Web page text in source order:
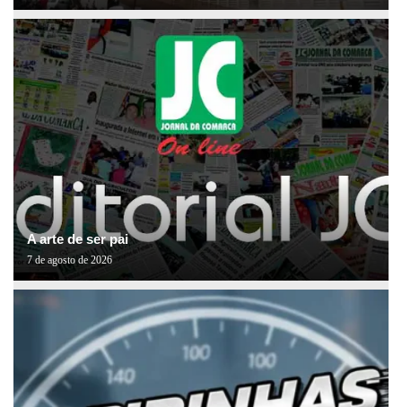
A arte de ser pai
7 de agosto de 2026